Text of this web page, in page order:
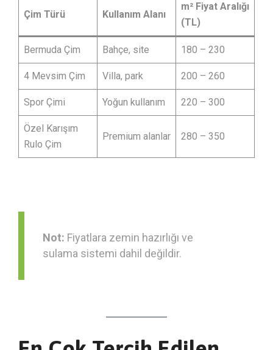
Çim Türü Kullanım Alanı
m² Fiyat Aralığı
(TL)
Bermuda Çim Bahçe, site 180 – 230
4 Mevsim Çim Villa, park 200 – 260
Spor Çimi Yoğun kullanım 220 – 300
Özel Karışım
Rulo Çim
Premium alanlar 280 – 350
Not: Fiyatlara zemin hazırlığı ve
sulama sistemi dahil değildir.